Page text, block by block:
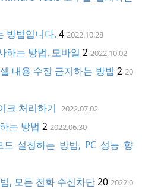
방법입니다. 4 2022.10.28
하는 방법, 모바일 2 2022.10.02
내용 수정 금지하는 방법 220
크 처리하기 2022.07.02
는 방법 2 2022.06.30
설정하는 방법, PC 성능 향
, 모든 전화 수신차단20 2022.0